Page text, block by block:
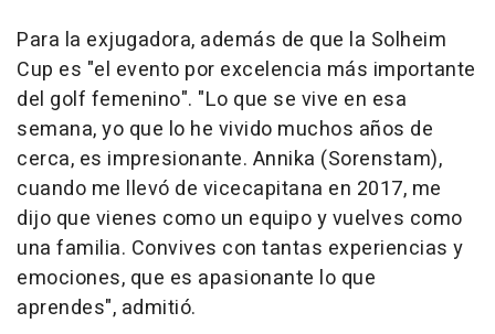
Para la exjugadora, además de que la Solheim
Cup es "el evento por excelencia más importante
del golf femenino". "Lo que se vive en esa
semana, yo que lo he vivido muchos años de
cerca, es impresionante. Annika (Sorenstam),
cuando me llevó de vicecapitana en 2017, me
dijo que vienes como un equipo y vuelves como
una familia. Convives con tantas experiencias y
emociones, que es apasionante lo que
aprendes", admitió.